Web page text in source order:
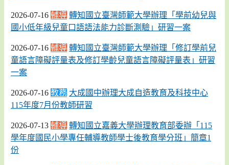
2026-07-16 輔導 轉知國立臺灣師範大學辦理「學前幼兒與
國小低年級兒童口語語法能力診斷測驗」研習一案
2026-07-16 輔導 轉知國立臺灣師範大學辦理「修訂學前兒
童語言障礙評量表及修訂學齡兒童語言障礙評量表」研習
一案
2026-07-16 教務 大成國中辦理大成自造教育及科技中心
115年度7月份教師研習
2026-07-13 輔導 轉知國立嘉義大學辦理教育部委辦「115
學年度國民小學專任輔導教師學士後教育學分班」簡章1
份